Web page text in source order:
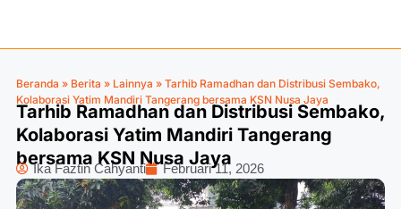
Beranda » Berita » Lainnya » Tarhib Ramadhan dan Distribusi Sembako,
Kolaborasi Yatim Mandiri Tangerang bersama KSN Nusa Jaya
Tarhib Ramadhan dan Distribusi Sembako,
Kolaborasi Yatim Mandiri Tangerang
bersama KSN Nusa Jaya
Ika Faztin Cahyanti Februari 11, 2026